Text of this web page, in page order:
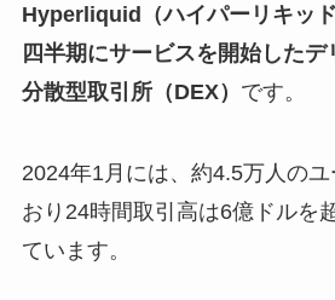
Hyperliquid（ハイパーリキッ
四半期にサービスを開始した
分散型取引所（DEX） です。
2024年1月には、約4.5万人の
おり24時間取引高は6億ドルを
ています。